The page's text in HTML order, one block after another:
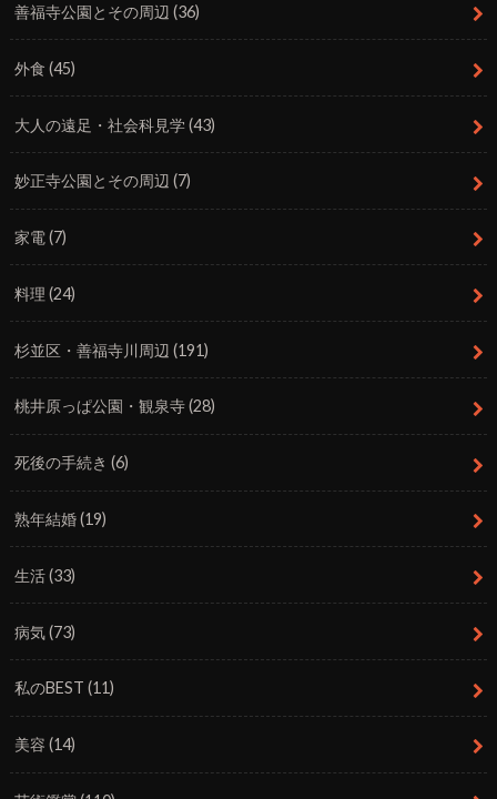
善福寺公園とその周辺(36)
外食(45)
大人の遠足・社会科見学(43)
妙正寺公園とその周辺(7)
家電(7)
料理(24)
杉並区・善福寺川周辺(191)
桃井原っぱ公園・観泉寺(28)
死後の手続き(6)
熟年結婚(19)
生活(33)
病気(73)
私のBEST(11)
美容(14)